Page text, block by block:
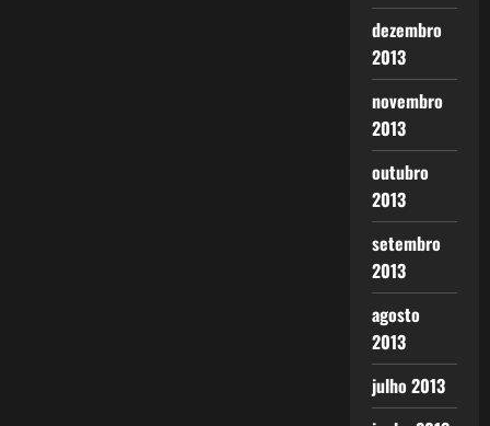
dezembro
2013
novembro
2013
outubro
2013
setembro
2013
agosto
2013
julho 2013